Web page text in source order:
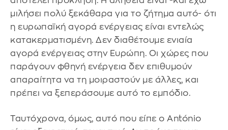
μιλήσει πολύ ξεκάθαρα για το ζήτημα αυτό- ότι
η ευρωπαϊκή αγορά ενέργειας είναι εντελώς
κατακερματισμένη. Δεν διαθέτουμε ενιαία
αγορά ενέργειας στην Ευρώπη. Οι χώρες που
παράγουν φθηνή ενέργεια δεν επιθυμούν
απαραίτητα να τη μοιραστούν με άλλες, και
πρέπει να ξεπεράσουμε αυτό το εμπόδιο.
Ταυτόχρονα, όμως, αυτό που είπε ο António